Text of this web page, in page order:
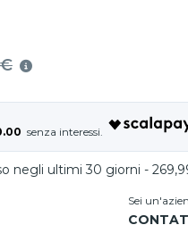
negli ultimi 30 giorni -
Sei